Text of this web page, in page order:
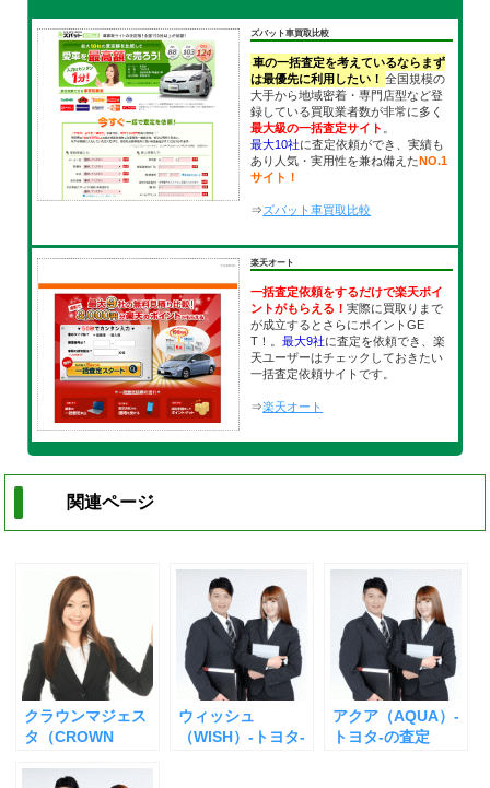
ズバット車買取比較
車の一括査定を考えているならまず
は最優先に利用したい！ 全国規模の
大手から地域密着・専門店型など登
録している買取業者数が非常に多く
最大級の一括査定サイト
最大10社に査定依頼ができ、実績も
あり人気・実用性を兼ね備えたNO.1
サイト！
⇒ズバット車買取比較
楽天オート
一括査定依頼をするだけで楽天ポイ
ントがもらえる！実際に買取りまで
が成立するとさらにポイントGE
T！。最大9社に査定を依頼でき、楽
天ユーザーはチェックしておきたい
一括査定依頼サイトです。
⇒楽天オート
関連ページ
クラウンマジェス
タ（CROWN
タ-の査定
ウィッシュ
（WISH）-トヨタ-
アクア（AQUA）-
トヨタ-の査定